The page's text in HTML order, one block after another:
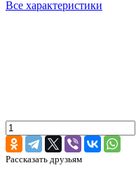
Все характеристики
Рассказать друзьям